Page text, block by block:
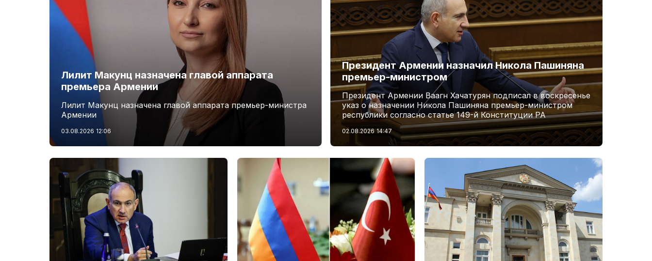
Лилит Макунц назначена главой аппарата
премьера Армении
Лилит Макунц назначена главой аппарата премьер-министра
Армении
03.08.2026 12:06
Президент Армении назначил Никола Пашиняна
премьер-министром
Президент Армении Ваагн Хачатурян подписал в воскресенье
указ о назначении Никола Пашиняна премьер-министром
республики согласно статье 149-й Конституции РА
02.08.2026 14:47